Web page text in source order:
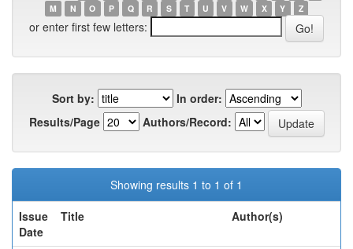
M
N O P Q R S T U V W X Y Z
or enter first few letters:
Sort by:
In order:
Results/Page
Authors/Record:
Showing results 1 to 1 of 1
Issue
Date
Title Author(s)